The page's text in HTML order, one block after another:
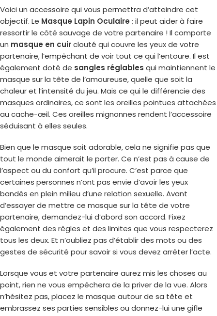
Voici un accessoire qui vous permettra d’atteindre cet
objectif. Le Masque Lapin Oculaire ; il peut aider à faire
ressortir le côté sauvage de votre partenaire ! Il comporte
un masque en cuirclouté qui couvre les yeux de votre
partenaire, l’empêchant de voir tout ce qui l’entoure. Il est
également doté de sangles réglables qui maintiennent le
masque sur la tête de l’amoureuse, quelle que soit la
chaleur et l’intensité du jeu. Mais ce qui le différencie des
masques ordinaires, ce sont les oreilles pointues attachées
au cache-œil. Ces oreilles mignonnes rendent l’accessoire
séduisant à elles seules.
Bien que le masque soit adorable, cela ne signifie pas que
tout le monde aimerait le porter. Ce n’est pas à cause de
l’aspect ou du confort qu’il procure. C’est parce que
certaines personnes n’ont pas envie d’avoir les yeux
bandés en plein milieu d’une relation sexuelle. Avant
d’essayer de mettre ce masque sur la tête de votre
partenaire, demandez-lui d’abord son accord. Fixez
également des règles et des limites que vous respecterez
tous les deux. Et n’oubliez pas d’établir des mots ou des
gestes de sécurité pour savoir si vous devez arrêter l’acte.
Lorsque vous et votre partenaire aurez mis les choses au
point, rien ne vous empêchera de la priver de la vue. Alors
n’hésitez pas, placez le masque autour de sa tête et
embrassez ses parties sensibles ou donnez-lui une gifle